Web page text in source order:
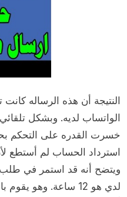
النتيجة أن هذه الرساله
الواتساب لديه. وبشكل
خسرت القدره على التحكم
استرداد الحساب لم أستطع
ويتضح أنه قد استمر في طلب
لدي هو 12 ساعة. وهو